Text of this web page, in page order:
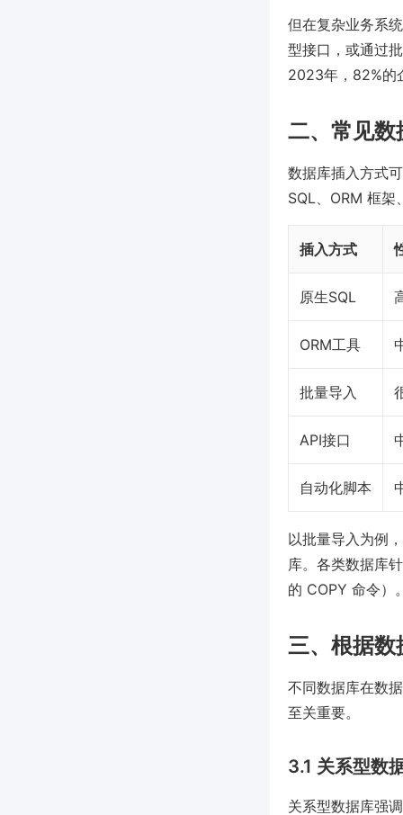
但在复杂业务系
型接口，或通过
2023年，82%的
二、常见数
数据库插入方式
SQL、ORM 框
插入方式
原生SQL
ORM工具
批量导入
API接口
自动化脚本
以批量导入为例
库。各类数据库
的 COPY 命令）
三、根据数
不同数据库在数
至关重要。
3.1 关系型数
关系型数据库强